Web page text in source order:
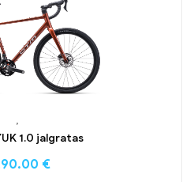
,
1.0 jalgratas
€